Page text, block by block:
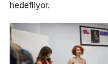
hedefliyor.